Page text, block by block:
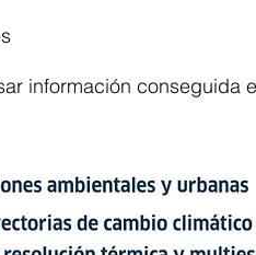
información conseguida